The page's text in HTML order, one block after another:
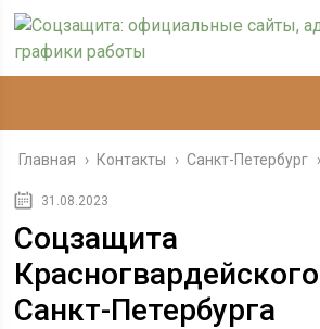
Главная › Контакты › Санкт-Петербург ›
31.08.2023
Соцзащита
Санкт-Петербурга